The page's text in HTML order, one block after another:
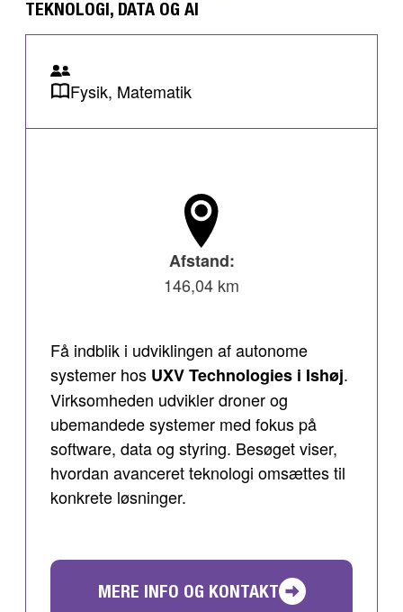
TEKNOLOGI, DATA OG AI
Fysik, Matematik
Afstand:
146,04 km
Få indblik i udviklingen af autonome
systemer hos UXV Technologies i Ishøj.
Virksomheden udvikler droner og
ubemandede systemer med fokus på
software, data og styring. Besøget viser,
hvordan avanceret teknologi omsættes til
konkrete løsninger.
MERE INFO OG KONTAKT